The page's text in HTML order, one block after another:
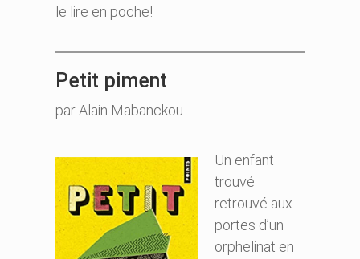
le lire en poche!
Petit piment
par Alain Mabanckou
Un enfant
trouvé
retrouvé aux
portes d’un
orphelinat en